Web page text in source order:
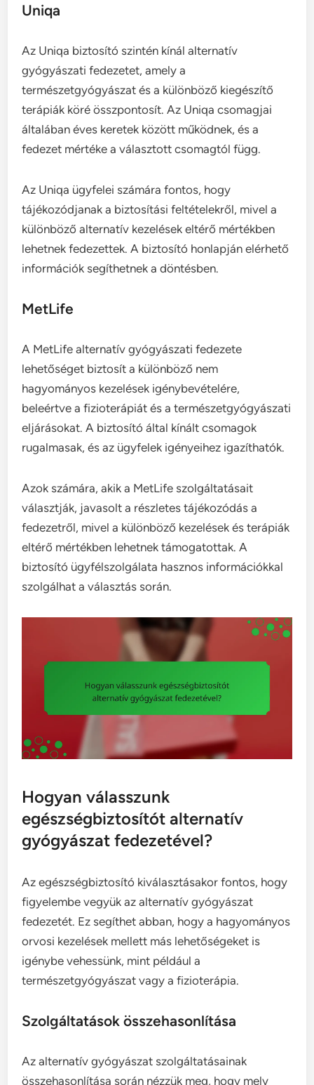
Uniqa
Az Uniqa biztosító szintén kínál alternatív
gyógyászati fedezetet, amely a
természetgyógyászat és a különböző kiegészítő
terápiák köré összpontosít. Az Uniqa csomagjai
általában éves keretek között működnek, és a
fedezet mértéke a választott csomagtól függ.
Az Uniqa ügyfelei számára fontos, hogy
tájékozódjanak a biztosítási feltételekről, mivel a
különböző alternatív kezelések eltérő mértékben
lehetnek fedezettek. A biztosító honlapján elérhető
információk segíthetnek a döntésben.
MetLife
A MetLife alternatív gyógyászati fedezete
lehetőséget biztosít a különböző nem
hagyományos kezelések igénybevételére,
beleértve a fizioterápiát és a természetgyógyászati
eljárásokat. A biztosító által kínált csomagok
rugalmasak, és az ügyfelek igényeihez igazíthatók.
Azok számára, akik a MetLife szolgáltatásait
választják, javasolt a részletes tájékozódás a
fedezetről, mivel a különböző kezelések és terápiák
eltérő mértékben lehetnek támogatottak. A
biztosító ügyfélszolgálata hasznos információkkal
szolgálhat a választás során.
Hogyan válasszunk
egészségbiztosítót alternatív
gyógyászat fedezetével?
Az egészségbiztosító kiválasztásakor fontos, hogy
figyelembe vegyük az alternatív gyógyászat
fedezetét. Ez segíthet abban, hogy a hagyományos
orvosi kezelések mellett más lehetőségeket is
igénybe vehessünk, mint például a
természetgyógyászat vagy a fizioterápia.
Szolgáltatások összehasonlítása
Az alternatív gyógyászat szolgáltatásainak
összehasonlítása során nézzük meg, hogy mely